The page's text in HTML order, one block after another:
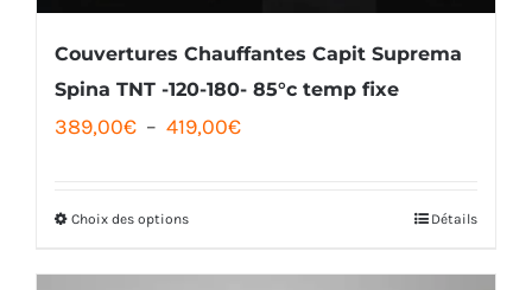
Couvertures Chauffantes Capit Suprema
Spina TNT -120-180- 85°c temp fixe
389,00€ – 419,00€Plage
à
Choix des optionsCe
Détails